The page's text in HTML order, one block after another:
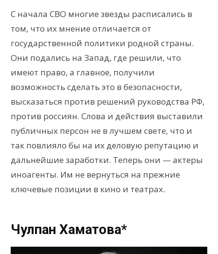
С начала СВО многие звезды расписались в
том, что их мнение отличается от
государственной политики родной страны.
Они подались на Запад, где решили, что
имеют право, а главное, получили
возможность сделать это в безопасности,
высказаться против решений руководства РФ,
против россиян. Слова и действия выставили
публичных персон не в лучшем свете, что и
так повлияло бы на их деловую репутацию и
дальнейшие заработки. Теперь они — актеры
иноагенты. Им не вернуться на прежние
ключевые позиции в кино и театрах.
Чулпан Хаматова*